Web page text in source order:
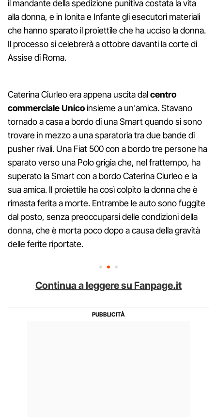
il mandante della spedizione punitiva costata la vita
alla donna, e in Ionita e Infante gli esecutori materiali
che hanno sparato il proiettile che ha ucciso la donna.
Il processo si celebrerà a ottobre davanti la corte di
Assise di Roma.
Caterina Ciurleo era appena uscita dalcentro
commerciale Unicoinsieme a un'amica. Stavano
tornado a casa a bordo di una Smart quando si sono
trovare in mezzo a una sparatoria tra due bande di
pusher rivali. Una Fiat 500 con a bordo tre persone ha
sparato verso una Polo grigia che, nel frattempo, ha
superato la Smart con a bordo Caterina Ciurleo e la
sua amica. Il proiettile ha così colpito la donna che è
rimasta ferita a morte. Entrambe le auto sono fuggite
dal posto, senza preoccuparsi delle condizioni della
donna, che è morta poco dopo a causa della gravità
delle ferite riportate.
Continua a leggere su Fanpage.it